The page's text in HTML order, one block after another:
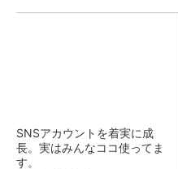
SNSアカウントを着実に成
長。実はみんなココ使ってま
す。